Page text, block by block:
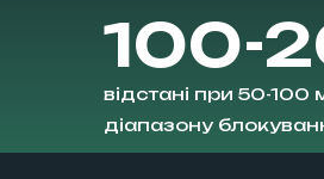
100-
відстані при 50-100
діапазону